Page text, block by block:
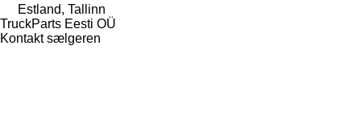
Estland, Tallinn
TruckParts Eesti OÜ
Kontakt sælgeren